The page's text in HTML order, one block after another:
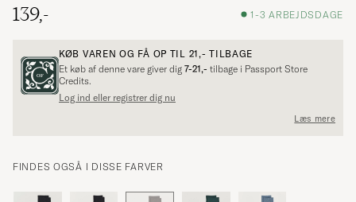
139,-
1-3 ARBEJDSDAGE
KØB VAREN OG FÅ OP TIL 21,- TILBAGE
Et køb af denne vare giver dig 7-21,- tilbage i Passport Store
Credits.
Log ind eller registrer dig nu
Læs mere
FINDES OGSÅ I DISSE FARVER